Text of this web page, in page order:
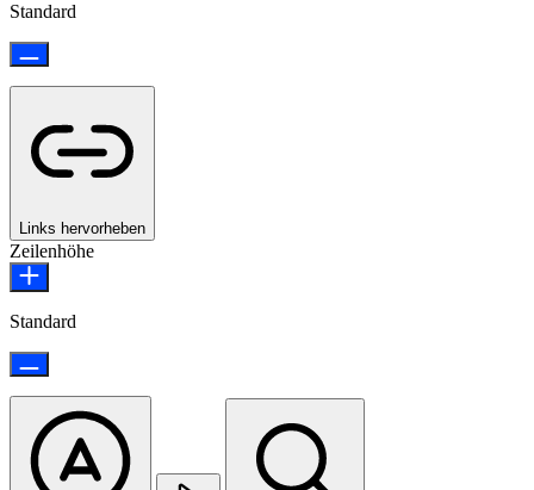
Standard
Links hervorheben
Zeilenhöhe
Standard